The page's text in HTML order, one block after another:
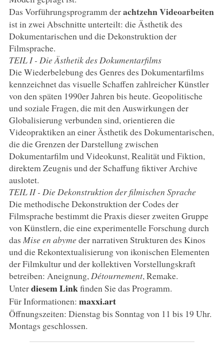
Das Vorführungsprogramm derachtzehn Videoarbeiten
ist in zwei Abschnitte unterteilt: die Ästhetik des
Dokumentarischen und die Dekonstruktion der
Filmsprache.
TEIL I - Die Ästhetik des Dokumentarfilms
Die Wiederbelebung des Genres des Dokumentarfilms
kennzeichnet das visuelle Schaffen zahlreicher Künstler
von den späten 1990er Jahren bis heute. Geopolitische
und soziale Fragen, die mit den Auswirkungen der
Globalisierung verbunden sind, orientieren die
Videopraktiken an einer Ästhetik des Dokumentarischen,
die die Grenzen der Darstellung zwischen
Dokumentarfilm und Videokunst, Realität und Fiktion,
direktem Zeugnis und der Schaffung fiktiver Archive
auslotet.
TEIL II - Die Dekonstruktion der filmischen Sprache
Die methodische Dekonstruktion der Codes der
Filmsprache bestimmt die Praxis dieser zweiten Gruppe
von Künstlern, die eine experimentelle Forschung durch
das Mise en abymeder narrativen Strukturen des Kinos
und die Rekontextualisierung von ikonischen Elementen
der Filmkultur und der kollektiven Vorstellungskraft
betreiben: Aneignung, Détournement, Remake.
Unterdiesem Linkfinden Sie das Programm.
Für Informationen: maxxi.art
Öffnungszeiten: Dienstag bis Sonntag von 11 bis 19 Uhr.
Montags geschlossen.